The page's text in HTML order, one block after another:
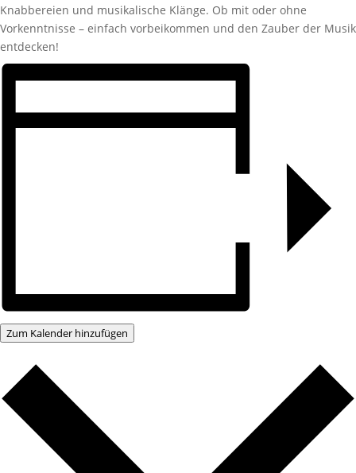
Knabbereien und musikalische Klänge. Ob mit oder ohne
Vorkenntnisse – einfach vorbeikommen und den Zauber der Musik
entdecken!
Zum Kalender hinzufügen